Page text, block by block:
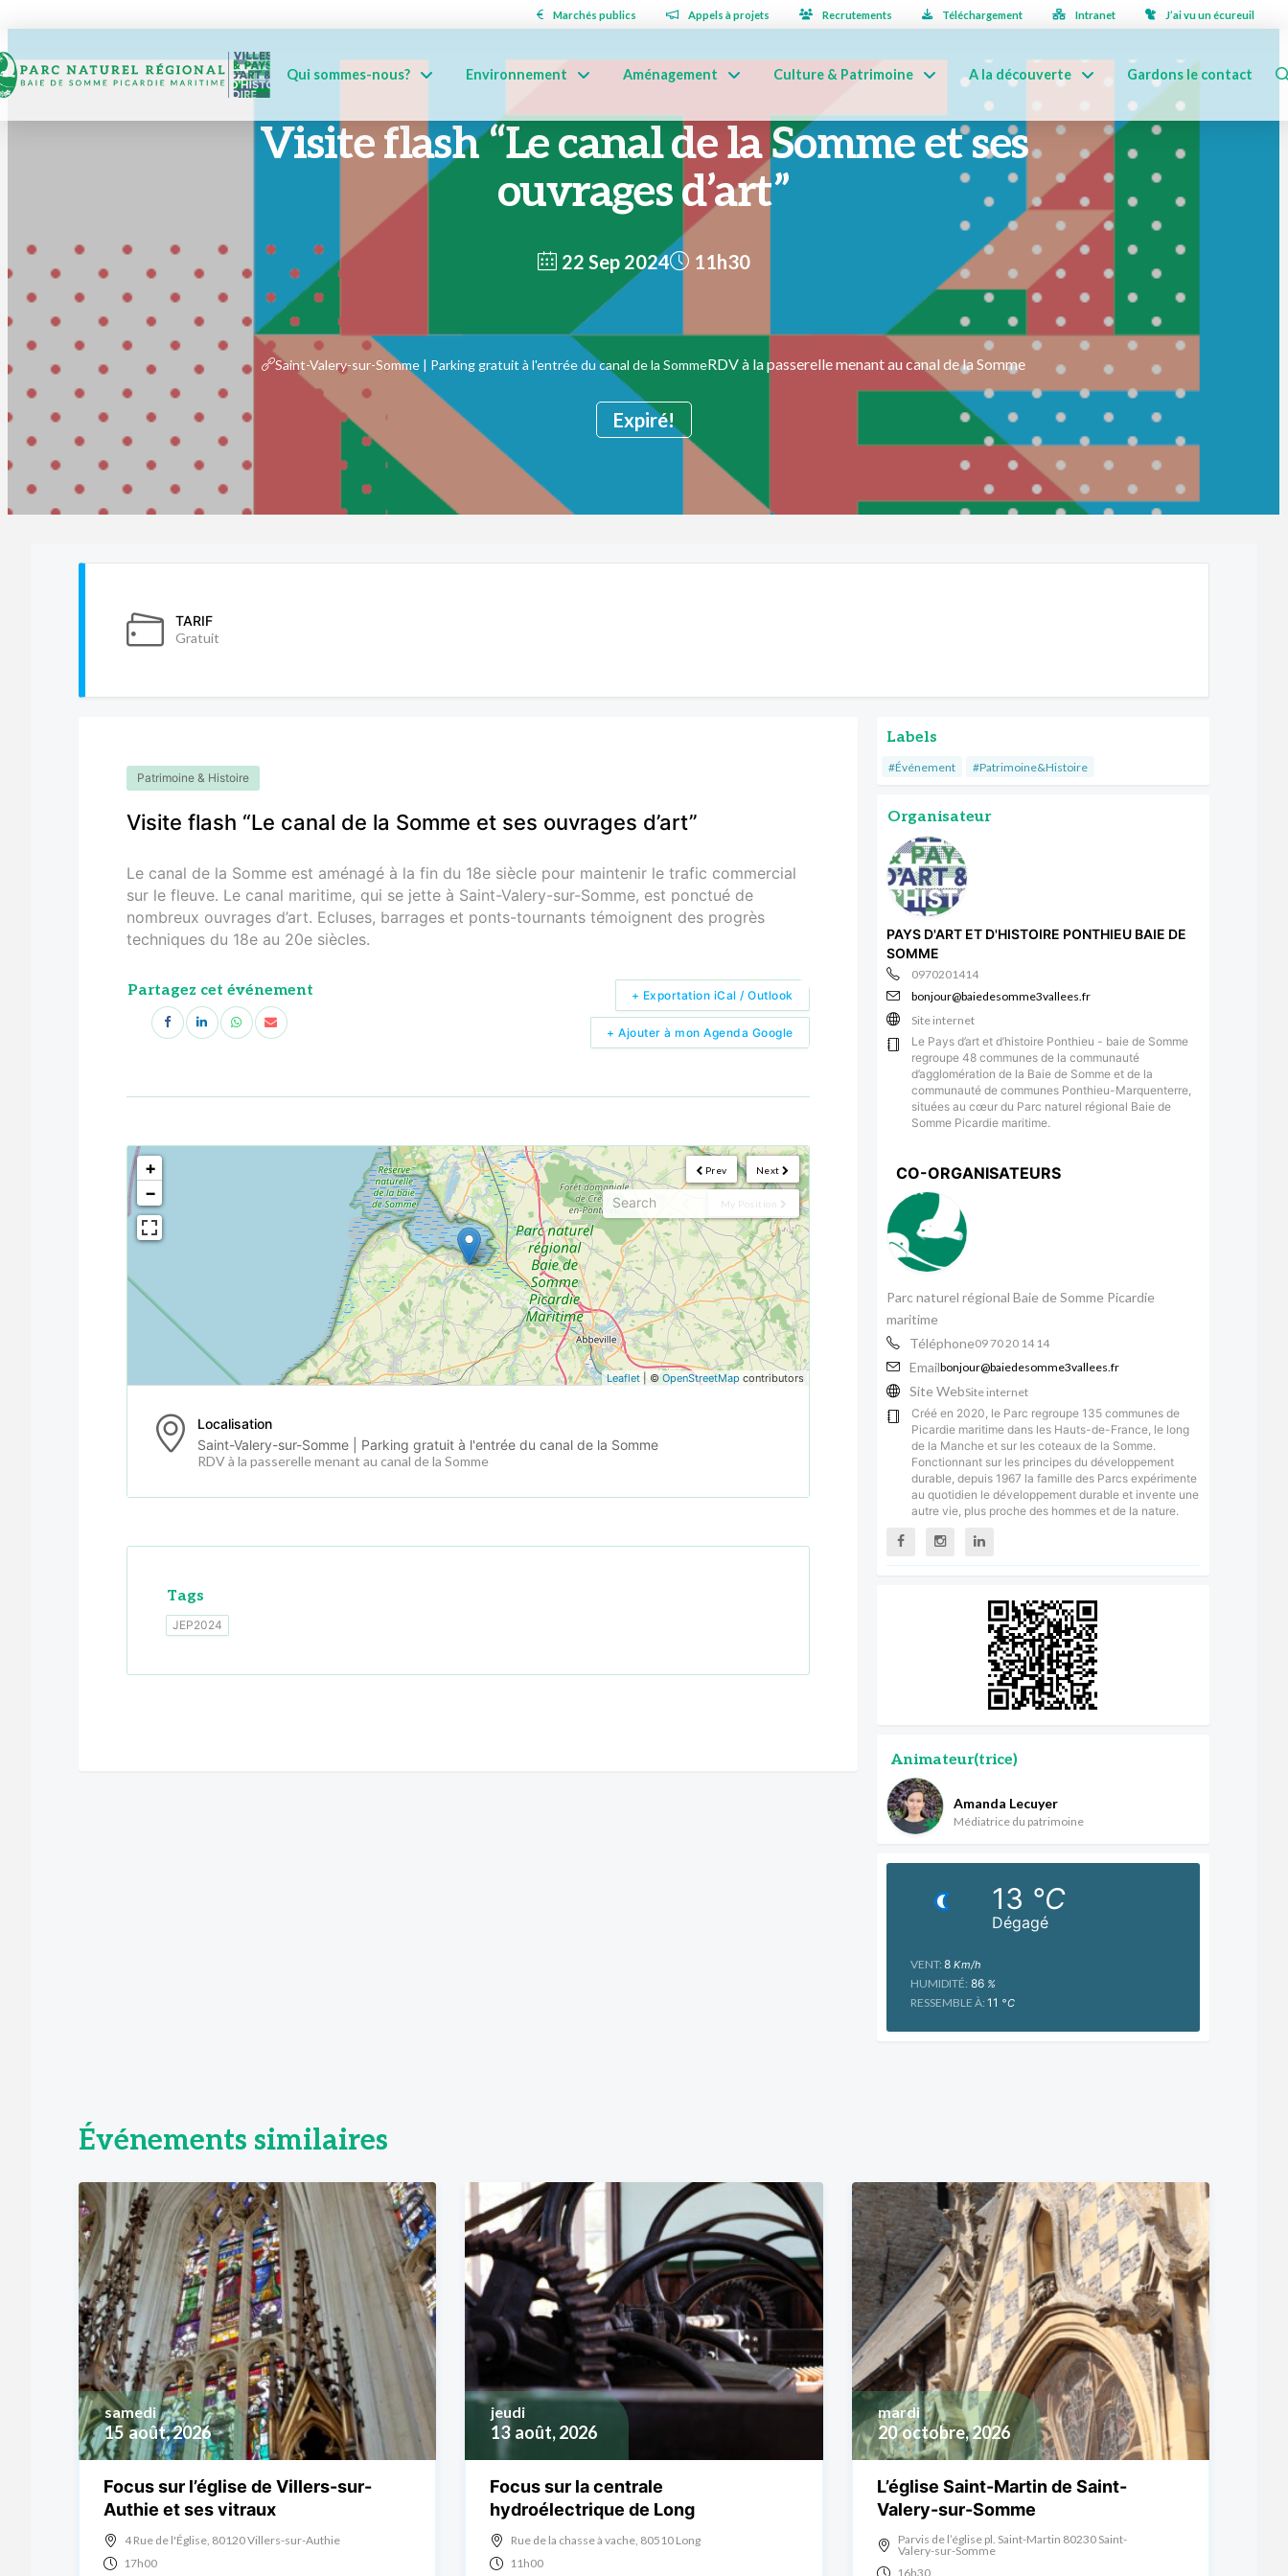
Marchés publics Appels à projets Recrutements Téléchargement Intranet J’ai vu un écureuil
Qui sommes-nous? Environnement Aménagement Culture & Patrimoine A la découverte Gardons le contact
Visite flash “Le canal de la Somme et ses
ouvrages d’art”
22 Sep 2024
Expiré!
11h30
Saint-Valery-sur-Somme | Parking gratuit à l'entrée du canal de la SommeRDV à la passerelle menant au canal de la Somme
TARIF
Gratuit
Patrimoine & Histoire
Visite flash “Le canal de la Somme et ses ouvrages d’art”
Le canal de la Somme est aménagé à la fin du 18e siècle pour maintenir le trafic commercial
sur le fleuve. Le canal maritime, qui se jette à Saint-Valery-sur-Somme, est ponctué de
nombreux ouvrages d’art. Ecluses, barrages et ponts-tournants témoignent des progrès
techniques du 18e au 20e siècles.
Partagez cet événement
+ Ajouter à mon Agenda Google
+ Exportation iCal / Outlook
Next
Prev
My Position
<!---->
+
−
Leaflet| © OpenStreetMap contributors
Localisation
Saint-Valery-sur-Somme | Parking gratuit à l'entrée du canal de la Somme
RDV à la passerelle menant au canal de la Somme
Tags
JEP2024
Labels
#Événement #Patrimoine&Histoire
Organisateur
PAYS D'ART ET D'HISTOIRE PONTHIEU BAIE DE
SOMME
0970201414
bonjour@baiedesomme3vallees.fr
Site internet
Le Pays d’art et d’histoire Ponthieu - baie de Somme
regroupe 48 communes de la communauté
d’agglomération de la Baie de Somme et de la
communauté de communes Ponthieu-Marquenterre,
situées au cœur du Parc naturel régional Baie de
Somme Picardie maritime.
CO-ORGANISATEURS
Parc naturel régional Baie de Somme Picardie
maritime
Téléphone09 70 20 14 14
Emailbonjour@baiedesomme3vallees.fr
Site WebSite internet
Créé en 2020, le Parc regroupe 135 communes de
Picardie maritime dans les Hauts-de-France, le long
de la Manche et sur les coteaux de la Somme.
Fonctionnant sur les principes du développement
durable, depuis 1967 la famille des Parcs expérimente
au quotidien le développement durable et invente une
autre vie, plus proche des hommes et de la nature.
Animateur(trice)
Amanda Lecuyer
Médiatrice du patrimoine
Dégagé
13 °C
VENT: 8Km/h
HUMIDITÉ: 86%
RESSEMBLE À: 11 °C
Événements similaires
15 août, 2026
samedi
Focus sur l’église de Villers-sur-
Authie et ses vitraux
4 Rue de l'Église, 80120 Villers-sur-Authie
17h00
13 août, 2026
jeudi
Focus sur la centrale
hydroélectrique de Long
Rue de la chasse à vache, 80510 Long
11h00
20 octobre, 2026
mardi
L’église Saint-Martin de Saint-
Valery-sur-Somme
Parvis de l’église pl. Saint-Martin 80230 Saint-
Valery-sur-Somme
16h30